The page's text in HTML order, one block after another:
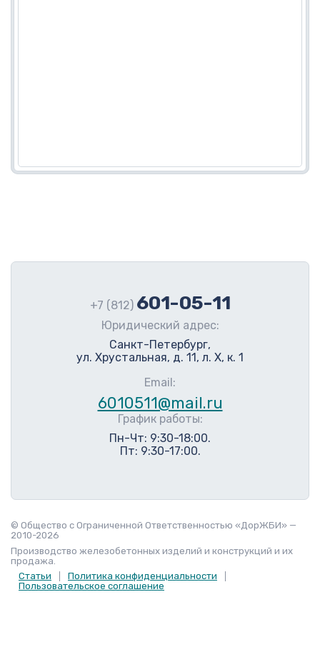
+7 (812) 601-05-11
Юридический адрес:
Санкт-Петербург,
ул. Хрустальная, д. 11, л. Х, к. 1
Email:
6010511@mail.ru
График работы:
Пн-Чт: 9:30-18:00.
Пт: 9:30-17:00.
© Общество с Ограниченной Ответственностью «ДорЖБИ» —
2010-2026
Производство железобетонных изделий и конструкций и их
продажа.
Статьи
Политика конфиденциальности
Пользовательское соглашение